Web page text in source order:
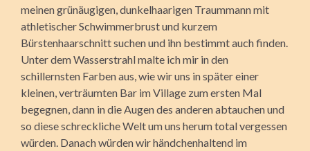
meinen grünäugigen, dunkelhaarigen Traummann mit
athletischer Schwimmerbrust und kurzem
Bürstenhaarschnitt suchen und ihn bestimmt auch finden.
Unter dem Wasserstrahl malte ich mir in den
schillernsten Farben aus, wie wir uns in später einer
kleinen, verträumten Bar im Village zum ersten Mal
begegnen, dann in die Augen des anderen abtauchen und
so diese schreckliche Welt um uns herum total vergessen
würden. Danach würden wir händchenhaltend im